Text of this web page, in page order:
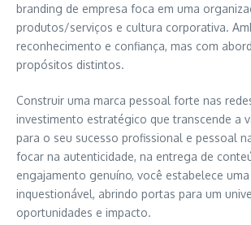
branding de empresa foca em uma
produtos/serviços e cultura corporativa.
reconhecimento e confiança, mas com
propósitos distintos.
Construir uma marca pessoal forte nas
investimento estratégico que transcende a
para o seu sucesso profissional e pessoal
focar na autenticidade, na entrega de
engajamento genuíno, você estabelece
inquestionável, abrindo portas para um
oportunidades e impacto.